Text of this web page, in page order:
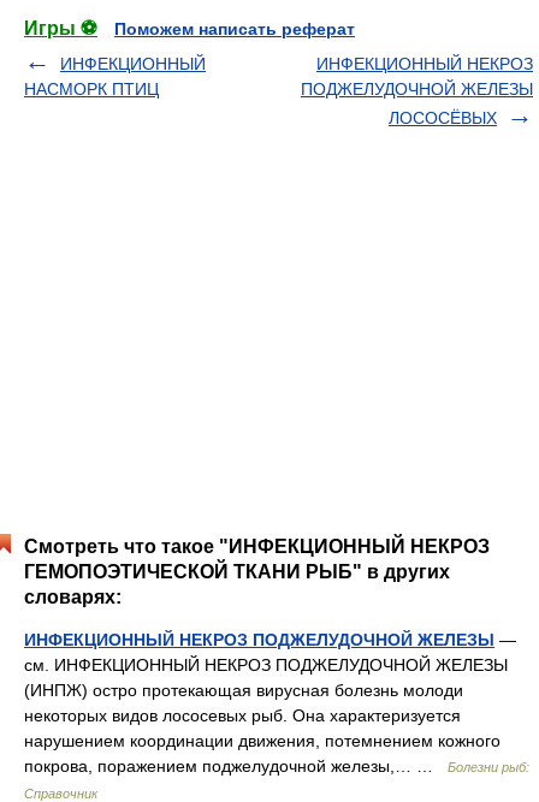
Игры ⚽
Поможем написать реферат
ИНФЕКЦИОННЫЙ
НАСМОРК ПТИЦ
ИНФЕКЦИОННЫЙ НЕКРОЗ
ПОДЖЕЛУДОЧНОЙ ЖЕЛЕЗЫ
ЛОСОСЁВЫХ
Смотреть что такое "ИНФЕКЦИОННЫЙ НЕКРОЗ
ГЕМОПОЭТИЧЕСКОЙ ТКАНИ РЫБ" в других
словарях:
ИНФЕКЦИОННЫЙ НЕКРОЗ ПОДЖЕЛУДОЧНОЙ ЖЕЛЕЗЫ —
см. ИНФЕКЦИОННЫЙ НЕКРОЗ ПОДЖЕЛУДОЧНОЙ ЖЕЛЕЗЫ
(ИНПЖ) остро протекающая вирусная болезнь молоди
некоторых видов лососевых рыб. Она характеризуется
нарушением координации движения, потемнением кожного
покрова, поражением поджелудочной железы,… …
Болезни рыб:
Справочник